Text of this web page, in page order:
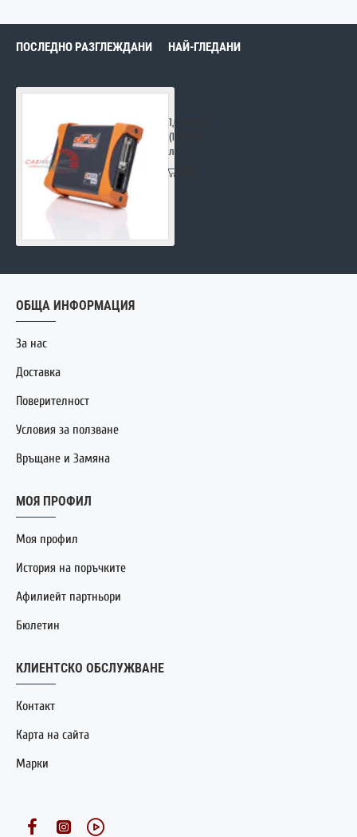
ПОСЛЕДНО РАЗГЛЕЖДАНИ НАЙ-ГЛЕДАНИ
1,000.00€
(1,955.83
лв.)
ОБЩА ИНФОРМАЦИЯ
За нас
Доставка
Поверителност
Условия за ползване
Връщане и Замяна
МОЯ ПРОФИЛ
Моя профил
История на поръчките
Афилиейт партньори
Бюлетин
КЛИЕНТСКО ОБСЛУЖВАНЕ
Контакт
Карта на сайта
Марки